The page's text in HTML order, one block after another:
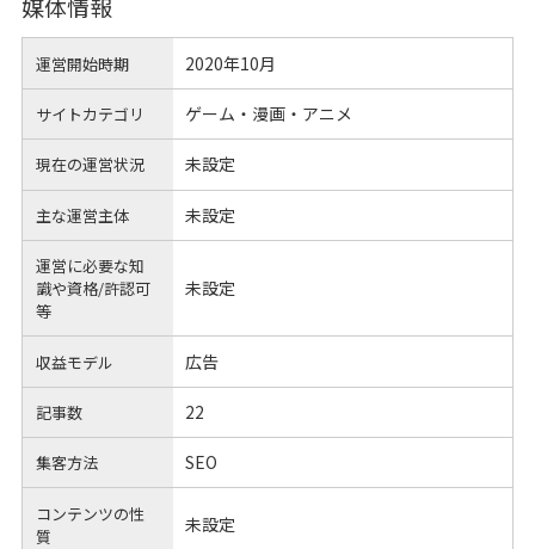
媒体情報
運営開始時期 2020年10月
サイトカテゴリ ゲーム・漫画・アニメ
現在の運営状況 未設定
主な運営主体 未設定
運営に必要な知
識や資格/許認可
等
未設定
収益モデル 広告
記事数 22
集客方法 SEO
コンテンツの性
質
未設定